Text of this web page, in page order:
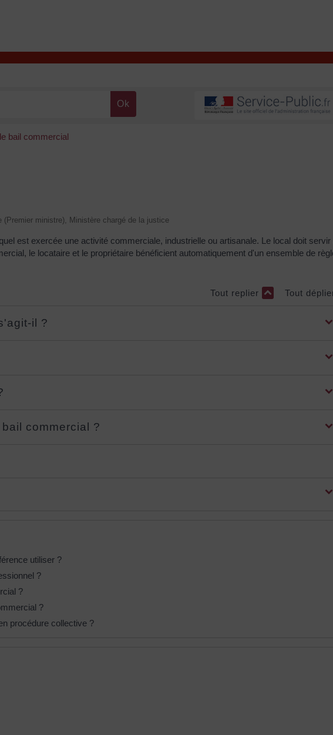
bail commercial
ministre), Ministère chargé de la justice
est exercée une activité commerciale, industrielle ou artisanale. Le local doit servir
le locataire et le propriétaire bénéficient automatiquement d'un ensemble de
Tout replier Tout
il ?
commercial ?
utiliser ?
?
?
?
procédure collective ?